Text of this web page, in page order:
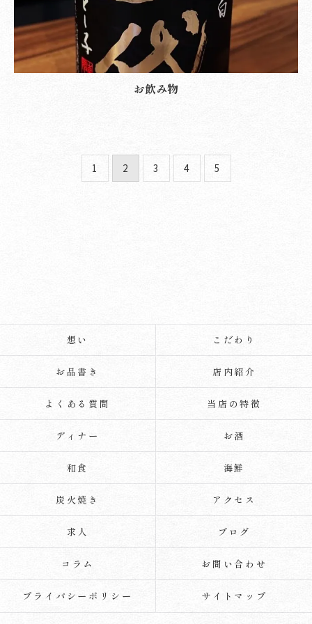
お飲み物
1 2 3 4 5
想い こだわり
お品書き 店内紹介
よくある質問 当店の特徴
ディナー お酒
和食 海鮮
炭火焼き アクセス
求人 ブログ
コラム お問い合わせ
プライバシーポリシー サイトマップ